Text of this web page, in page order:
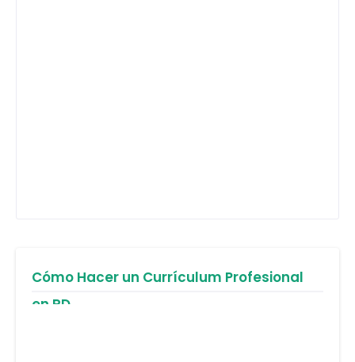
Cómo Hacer un Currículum Profesional
en RD